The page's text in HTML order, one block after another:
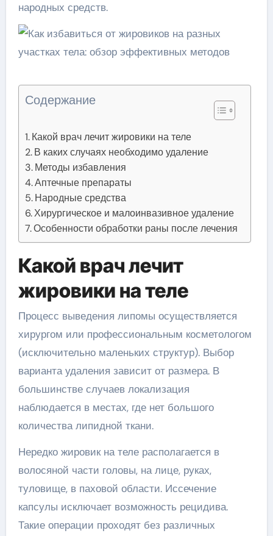
народных средств.
Содержание
Какой врач лечит жировики на теле
В каких случаях необходимо удаление
Методы избавления
Аптечные препараты
Народные средства
Хирургическое и малоинвазивное удаление
Особенности обработки раны после лечения
Какой врач лечит
жировики на теле
Процесс выведения липомы осуществляется
хирургом или профессиональным косметологом
(исключительно маленьких структур). Выбор
варианта удаления зависит от размера. В
большинстве случаев локализация
наблюдается в местах, где нет большого
количества липидной ткани.
Нередко жировик на теле располагается в
волосяной части головы, на лице, руках,
туловище, в паховой области. Иссечение
капсулы исключает возможность рецидива.
Такие операции проходят без различных